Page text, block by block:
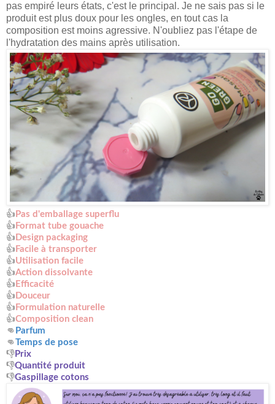
pas empiré leurs états, c'est le principal. Je ne sais pas si le
produit est plus doux pour les ongles, en tout cas la
composition est moins agressive. N'oubliez pas l'étape de
l'hydratation des mains après utilisation.
👍 Pas d'emballage superflu
👍 Format tube gouache
👍 Design packaging
👍 Facile à transporter
👍Utilisation facile
👍Action dissolvante
👍 Efficacité
👍 Douceur
👍 Formulation naturelle
👍Composition clean
👊 Parfum
👊Temps de pose
👎 Prix
👎Quantité produit
👎Gaspillage cotons